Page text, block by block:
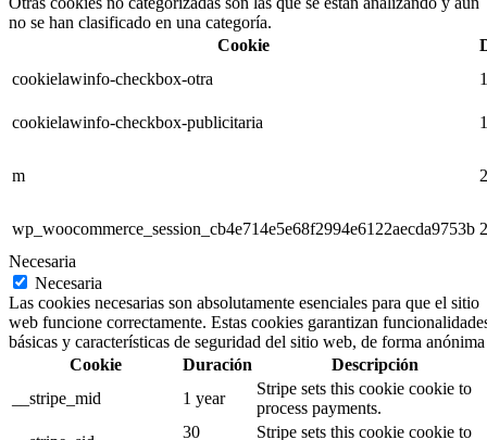
no se han clasificado en una categoría.
Cookie
cookielawinfo-checkbox-otra
cookielawinfo-checkbox-publicitaria
m
wp_woocommerce_session_cb4e714e5e68f2994e6122aecda9753b
Necesaria
Necesaria
Las cookies necesarias son absolutamente esenciales para que el sitio
web funcione correctamente. Estas cookies garantizan
básicas y características de seguridad del sitio web, de forma anónima
Cookie
Duración
Descripción
__stripe_mid
1 year
Stripe sets this cookie cookie to
process payments.
30
Stripe sets this cookie cookie to